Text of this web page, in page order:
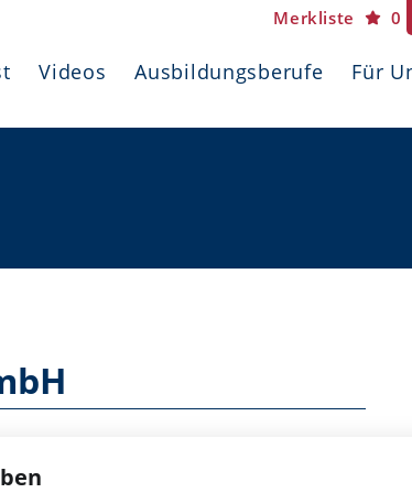
Merkliste 0
Videos Ausbildungsberufe Für